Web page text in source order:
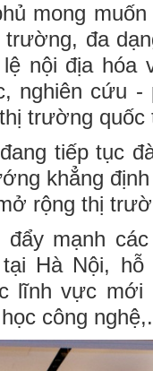
mong
đa
nội địa hóa
nghiên cứu -
trường quốc
tiếp tục
khẳng
rộng thị
mạnh
Hà Nội,
lĩnh vực mới
công